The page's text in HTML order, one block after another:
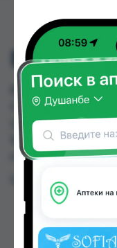
ВИТ А+Д
ВИТ А+Д можно
Саховати
24/7, Аптека Нур
9.90 TJS до 41.00
городах
Цена: от9.90 TJS